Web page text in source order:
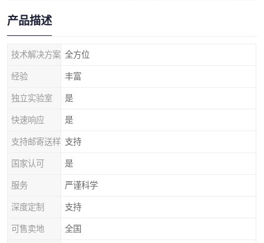
产品描述
技术解决方案 全方位
经验 丰富
独立实验室 是
快速响应 是
支持邮寄送样 支持
国家认可 是
服务 严谨科学
深度定制 支持
可售卖地 全国